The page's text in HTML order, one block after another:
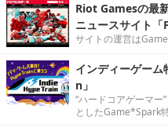
Riot Gamesの最
ニュースサイト「
サイトの運営は
インディーゲー
n」
“ハードコアゲーマー
としたGame*Spark